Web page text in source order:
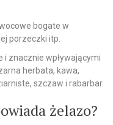
bogate w
porzeczki itp.
znacznie wpływającymi
herbata, kawa,
szczaw i rabarbar.
żelazo?